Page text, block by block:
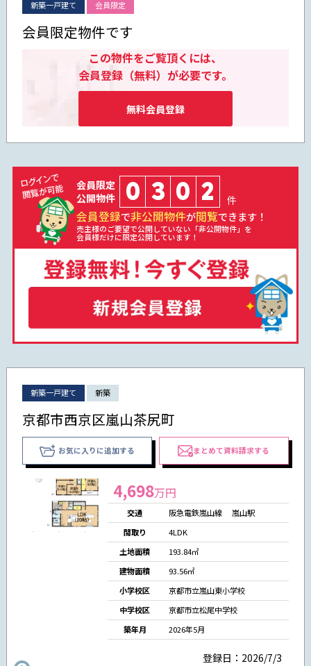
新築一戸建て 会員限定
会員限定物件です
この物件をご覧頂くには、
会員登録（無料）が必要です。
無料会員登録
会員限定
公開物件
0 3 0 2 件
会員登録で非公開物件が閲覧できます！
売主様のご要望で公開していない「非公開物件」を
会員様だけに限定公開しています！
新築一戸建て 新築
京都市西京区嵐山茶尻町
お気に入りに追加する まとめて資料請求する
4,698万円
交通
阪急電鉄嵐山線 嵐山駅
間取り
4LDK
土地面積
193.84㎡
建物面積
93.56㎡
小学校区
京都市立嵐山東小学校
中学校区
京都市立松尾中学校
築年月
2026年5月
登録日：2026/7/3